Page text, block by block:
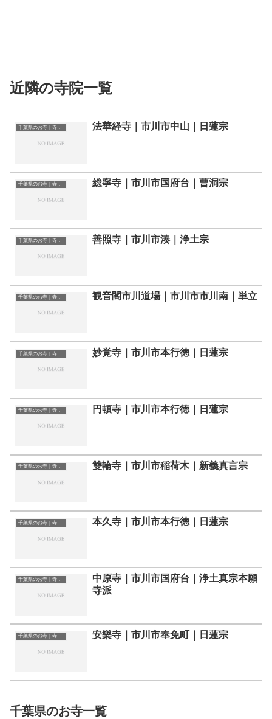
近隣の寺院一覧
千葉県のお寺｜寺院一覧 法華経寺｜市川市中山｜日蓮宗
千葉県のお寺｜寺院一覧 総寧寺｜市川市国府台｜曹洞宗
千葉県のお寺｜寺院一覧 善照寺｜市川市湊｜浄土宗
千葉県のお寺｜寺院一覧 観音閣市川道場｜市川市市川南｜単立
千葉県のお寺｜寺院一覧 妙覚寺｜市川市本行徳｜日蓮宗
千葉県のお寺｜寺院一覧 円頓寺｜市川市本行徳｜日蓮宗
千葉県のお寺｜寺院一覧 雙輪寺｜市川市稲荷木｜新義真言宗
千葉県のお寺｜寺院一覧 本久寺｜市川市本行徳｜日蓮宗
千葉県のお寺｜寺院一覧
中原寺｜市川市国府台｜浄土真宗本願
寺派
千葉県のお寺｜寺院一覧 安樂寺｜市川市奉免町｜日蓮宗
千葉県のお寺一覧